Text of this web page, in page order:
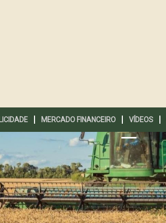
MERCADO FINANCEIRO VÍDEOS